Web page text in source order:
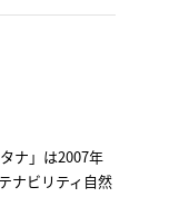
ナ」は2007年
ナビリティ自然